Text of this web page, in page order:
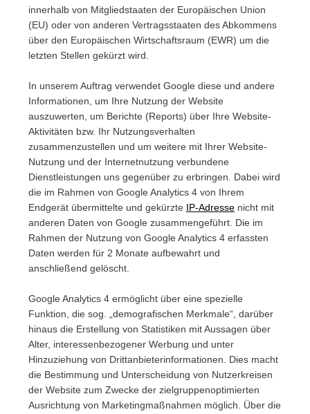
innerhalb von Mitgliedstaaten der Europäischen Union
(EU) oder von anderen Vertragsstaaten des Abkommens
über den Europäischen Wirtschaftsraum (EWR) um die
letzten Stellen gekürzt wird.
In unserem Auftrag verwendet Google diese und andere
Informationen, um Ihre Nutzung der Website
auszuwerten, um Berichte (Reports) über Ihre Website-
Aktivitäten bzw. Ihr Nutzungsverhalten
zusammenzustellen und um weitere mit Ihrer Website-
Nutzung und der Internetnutzung verbundene
Dienstleistungen uns gegenüber zu erbringen. Dabei wird
die im Rahmen von Google Analytics 4 von Ihrem
Endgerät übermittelte und gekürzte
IP-Adresse nicht mit
anderen Daten von Google zusammengeführt. Die im
Rahmen der Nutzung von Google Analytics 4 erfassten
Daten werden für 2 Monate aufbewahrt und
anschließend gelöscht.
Google Analytics 4 ermöglicht über eine spezielle
Funktion, die sog. „demografischen Merkmale“, darüber
hinaus die Erstellung von Statistiken mit Aussagen über
Alter, interessenbezogener Werbung und unter
Hinzuziehung von Drittanbieterinformationen. Dies macht
die Bestimmung und Unterscheidung von Nutzerkreisen
der Website zum Zwecke der zielgruppenoptimierten
Ausrichtung von Marketingmaßnahmen möglich. Über die